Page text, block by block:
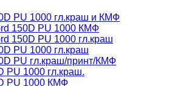
PU 1000 гл.краш и КМФ
150D PU 1000 КМФ
150D PU 1000 гл.краш
PU 1000 гл.краш
PU гл.краш/принт/КМФ
PU 1000 гл.краш.
PU 1000 КМФ